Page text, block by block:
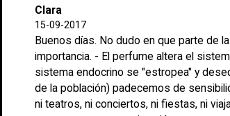
Clara
15-09-2017
Buenos días. No dudo en que parte de
importancia. - El perfume altera el
sistema endocrino se "estropea" y
de la población) padecemos de
ni teatros, ni conciertos, ni fiestas, ni